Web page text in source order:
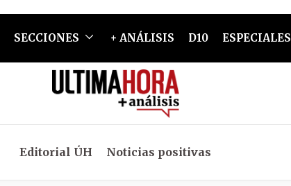
SECCIONES + ANÁLISIS D10 ESPECIALES
Editorial ÚH Noticias positivas